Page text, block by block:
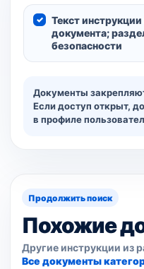
Текст
документа;
безопасности
Документы
Если доступ открыт,
в профиле
Продолжить поиск
Похожие
Другие инструкции из
Все документы